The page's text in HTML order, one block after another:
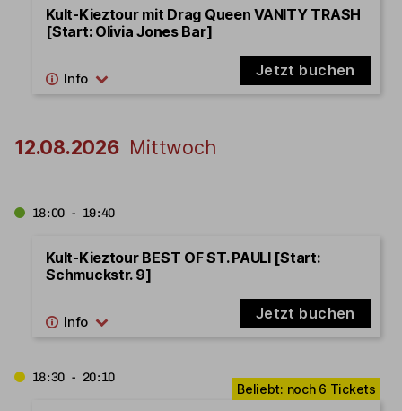
Kult-Kieztour mit Drag Queen VANITY TRASH
[Start: Olivia Jones Bar]
Jetzt buchen
12.08.2026 Mittwoch
18:00 - 19:40
Kult-Kieztour BEST OF ST. PAULI [Start:
Schmuckstr. 9]
Jetzt buchen
18:30 - 20:10